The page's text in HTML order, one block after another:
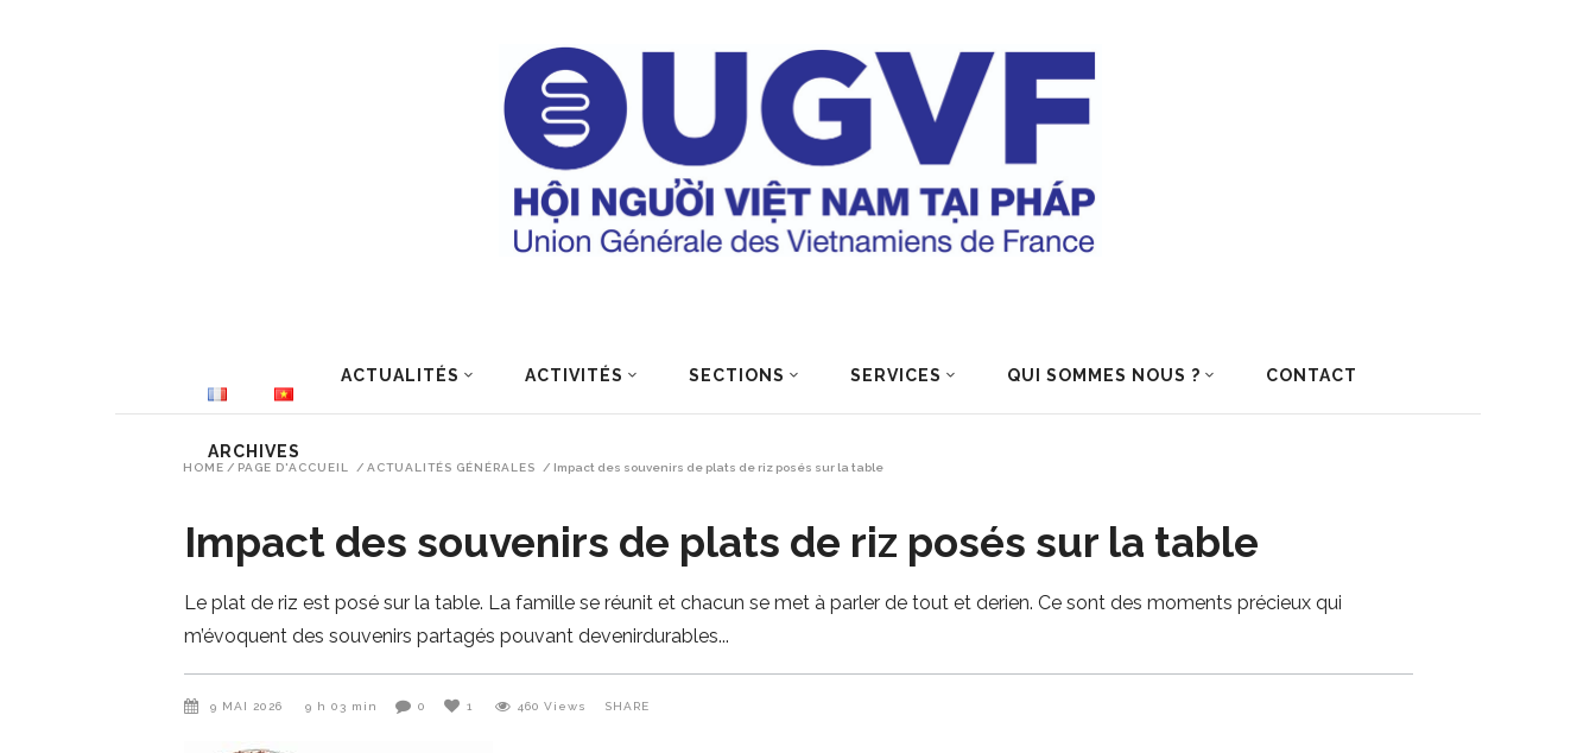
ACTUALITÉS ACTIVITÉS SECTIONS SERVICES QUI SOMMES NOUS ? CONTACT
ARCHIVES
HOME / PAGE D'ACCUEIL / ACTUALITÉS GÉNÉRALES / Impact des souvenirs de plats de riz posés sur la table
Impact des souvenirs de plats de riz posés sur la table
Le plat de riz est posé sur la table. La famille se réunit et chacun se met à parler de tout et derien. Ce sont des moments précieux qui
m’évoquent des souvenirs partagés pouvant devenirdurables
9 MAI 2026 9 h 03 min 0 1 460 Views SHARE